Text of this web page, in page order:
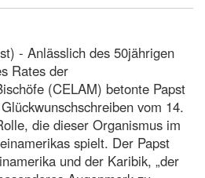
- Anlässlich des 50jährigen
Rates der
(CELAM) betonte Papst
vom 14.
die dieser Organismus im
spielt. Der Papst
und der Karibik, „der